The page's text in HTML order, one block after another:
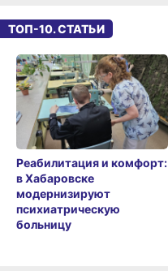
ТОП-10. СТАТЬИ
Реабилитация и комфорт:
в Хабаровске
модернизируют
психиатрическую
больницу